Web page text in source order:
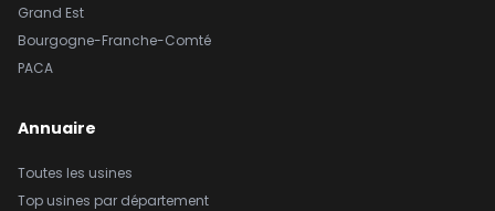
Grand Est
Bourgogne-Franche-Comté
PACA
Annuaire
Toutes les usines
Top usines par département